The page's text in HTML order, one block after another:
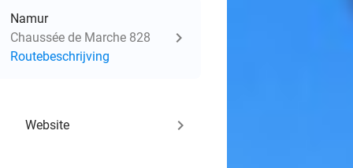
Namur
Chaussée de Marche 828
Routebeschrijving
Website keyboard_arrow_right